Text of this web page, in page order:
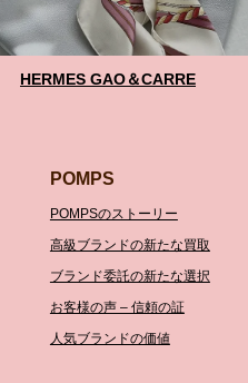
HERMES GAO＆CARRE
POMPS
POMPSのストーリー
高級ブランドの新たな買取
ブランド委託の新たな選択
お客様の声 – 信頼の証
人気ブランドの価値